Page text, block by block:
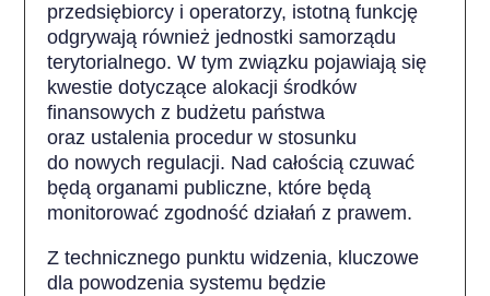
przedsiębiorcy i operatorzy, istotną funkcję
odgrywają również jednostki samorządu
terytorialnego. W tym związku pojawiają się
kwestie dotyczące alokacji środków
finansowych z budżetu państwa
oraz ustalenia procedur w stosunku
do nowych regulacji. Nad całością czuwać
będą organami publiczne, które będą
monitorować zgodność działań z prawem.
Z technicznego punktu widzenia, kluczowe
dla powodzenia systemu będzie